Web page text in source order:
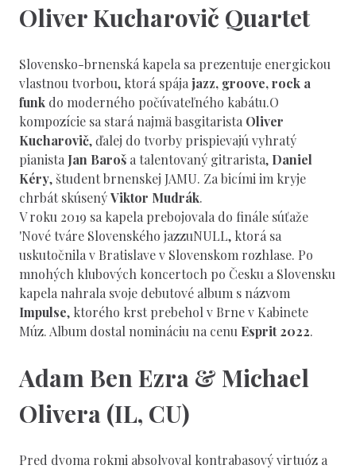
Oliver Kucharovič Quartet
Slovensko-brnenská kapela sa prezentuje energickou
vlastnou tvorbou, ktorá spája jazz, groove, rock a
funk do moderného počúvateľného kabátu.O
kompozície sa stará najmä basgitarista Oliver
Kucharovič, ďalej do tvorby prispievajú vyhratý
pianista Jan Baroš a talentovaný gitrarista, Daniel
Kéry, študent brnenskej JAMU. Za bicími im kryje
chrbát skúsenýViktor Mudrák.
V roku 2019 sa kapela prebojovala do finále súťaže
'Nové tváre Slovenského jazzuNULL, ktorá sa
uskutočnila v Bratislave v Slovenskom rozhlase. Po
mnohých klubových koncertoch po Česku a Slovensku
kapela nahrala svoje debutové album s názvom
Impulse, ktorého krst prebehol v Brne v Kabinete
Múz. Album dostal nomináciu na cenu Esprit 2022.
Adam Ben Ezra & Michael
Olivera (IL, CU)
Pred dvoma rokmi absolvoval kontrabasový virtuóz a